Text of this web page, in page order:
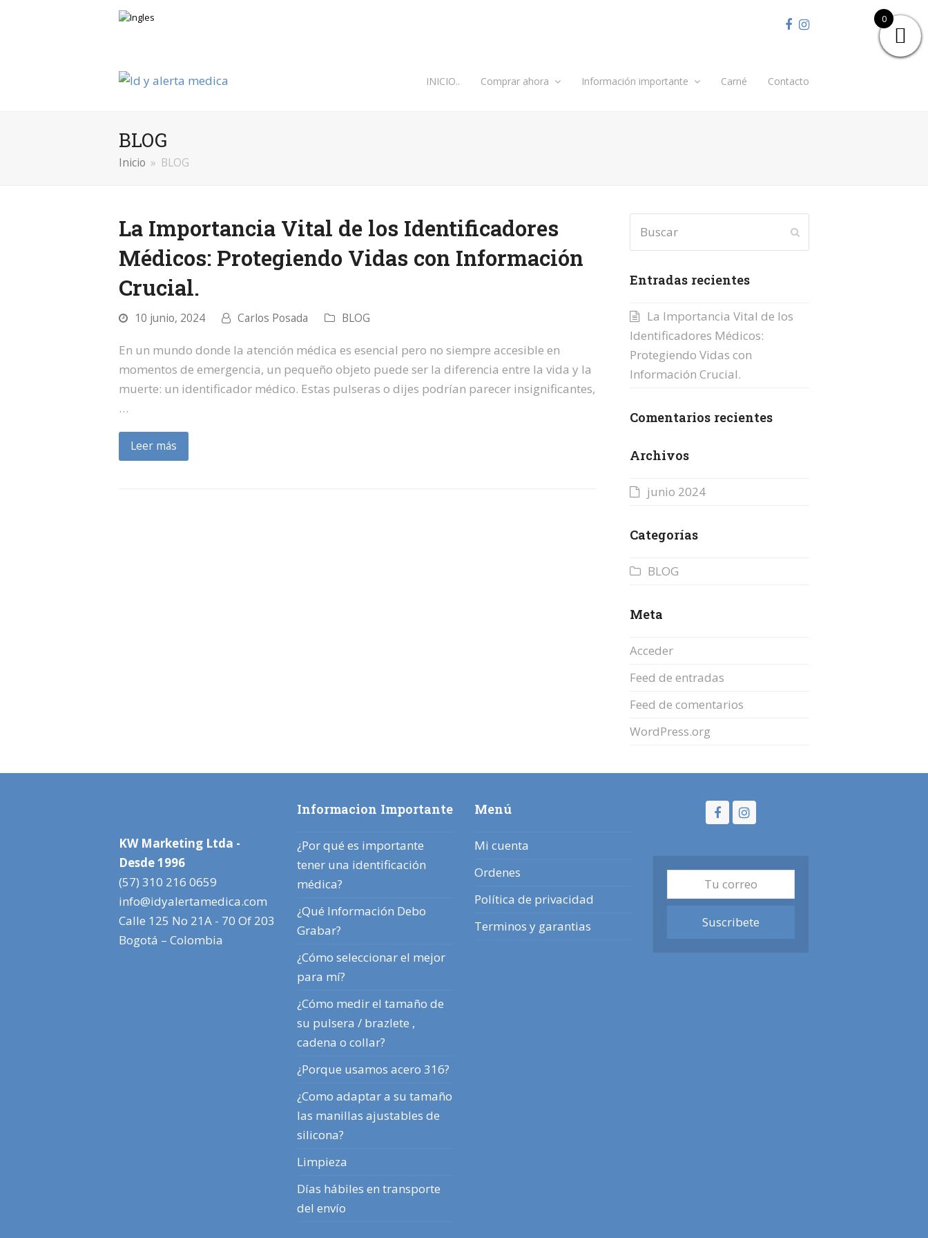
Facebook
Instagram
INICIO.. Comprar ahora Información importante Carné Contacto
BLOG
Inicio » BLOG
La Importancia Vital de los Identificadores
Médicos: Protegiendo Vidas con Información
Crucial.
10 junio, 2024 Carlos Posada BLOG
En un mundo donde la atención médica es esencial pero no siempre accesible en
momentos de emergencia, un pequeño objeto puede ser la diferencia entre la vida y la
muerte: un identificador médico. Estas pulseras o dijes podrían parecer insignificantes,
…
Leer más
Entradas recientes
La Importancia Vital de los
Identificadores Médicos:
Protegiendo Vidas con
Información Crucial.
Comentarios recientes
Archivos
junio 2024
Categorías
BLOG
Meta
Acceder
Feed de entradas
Feed de comentarios
WordPress.org
KW Marketing Ltda -
Desde 1996
(57) 310 216 0659
info@idyalertamedica.com
Calle 125 No 21A - 70 Of 203
Bogotá – Colombia
Informacion Importante
¿Por qué es importante
tener una identificación
médica?
¿Qué Información Debo
Grabar?
¿Cómo seleccionar el mejor
para mí?
¿Cómo medir el tamaño de
su pulsera / brazlete ,
cadena o collar?
¿Porque usamos acero 316?
¿Como adaptar a su tamaño
las manillas ajustables de
silicona?
Limpieza
Días hábiles en transporte
del envío
Menú
Mi cuenta
Ordenes
Política de privacidad
Terminos y garantias
FacebookInstagram
correo
Suscribete
0